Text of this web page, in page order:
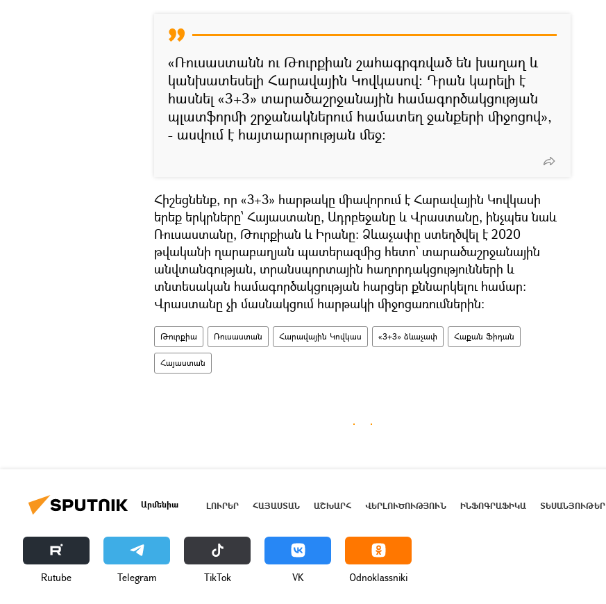
«Ռուսաստանն ու Թուրքիան շահագրգռված են խաղաղ և
կանխատեսելի Հարավային Կովկասով։ Դրան կարելի է
հասնել «3+3» տարածաշրջանային համագործակցության
պլատֆորմի շրջանակներում համատեղ ջանքերի միջոցով»,
- ասվում է հայտարարության մեջ։
Հիշեցնենք, որ «3+3» հարթակը միավորում է Հարավային Կովկասի
երեք երկրները՝ Հայաստանը, Ադրբեջանը և Վրաստանը, ինչպես նաև
Ռուսաստանը, Թուրքիան և Իրանը։ Ձևաչափը ստեղծվել է 2020
թվականի ղարաբաղյան պատերազմից հետո՝ տարածաշրջանային
անվտանգության, տրանսպորտային հաղորդակցությունների և
տնտեսական համագործակցության հարցեր քննարկելու համար։
Վրաստանը չի մասնակցում հարթակի միջոցառումներին։
Թուրքիա Ռուսաստան Հարավային Կովկաս «3+3» ձևաչափ Հաքան Ֆիդան
Հայաստան
Արմենիա ԼՈՒՐԵՐ ՀԱՅԱՍՏԱՆ ԱՇԽԱՐՀ ՎԵՐԼՈՒԾՈՒԹՅՈՒՆ ԻՆՖՈԳՐԱՖԻԿԱ ՏԵՍԱՆՅՈՒԹԵՐ
Rutube Telegram ТikТоk VK Odnoklassniki